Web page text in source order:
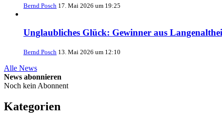
Bernd Posch 17. Mai 2026 um 19:25
Unglaubliches Glück: Gewinner aus
Bernd Posch 13. Mai 2026 um 12:10
Alle News
News abonnieren
Noch kein Abonnent
Kategorien